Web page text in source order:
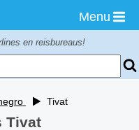
Menu
en reisbureaus!
Tivat
Tivat